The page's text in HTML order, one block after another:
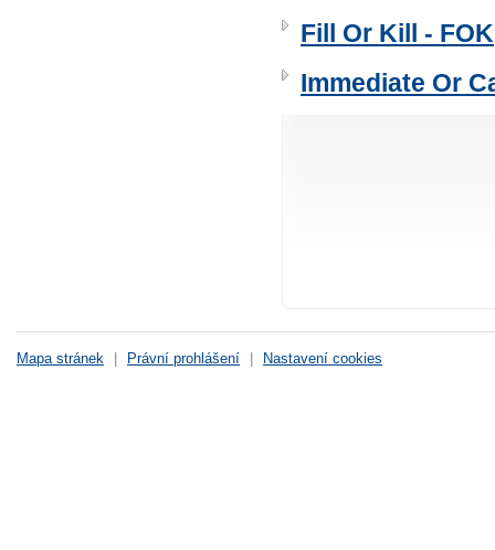
Fill Or Kill - FOK
Immediate Or
Mapa stránek Právní prohlášení Nastavení cookies